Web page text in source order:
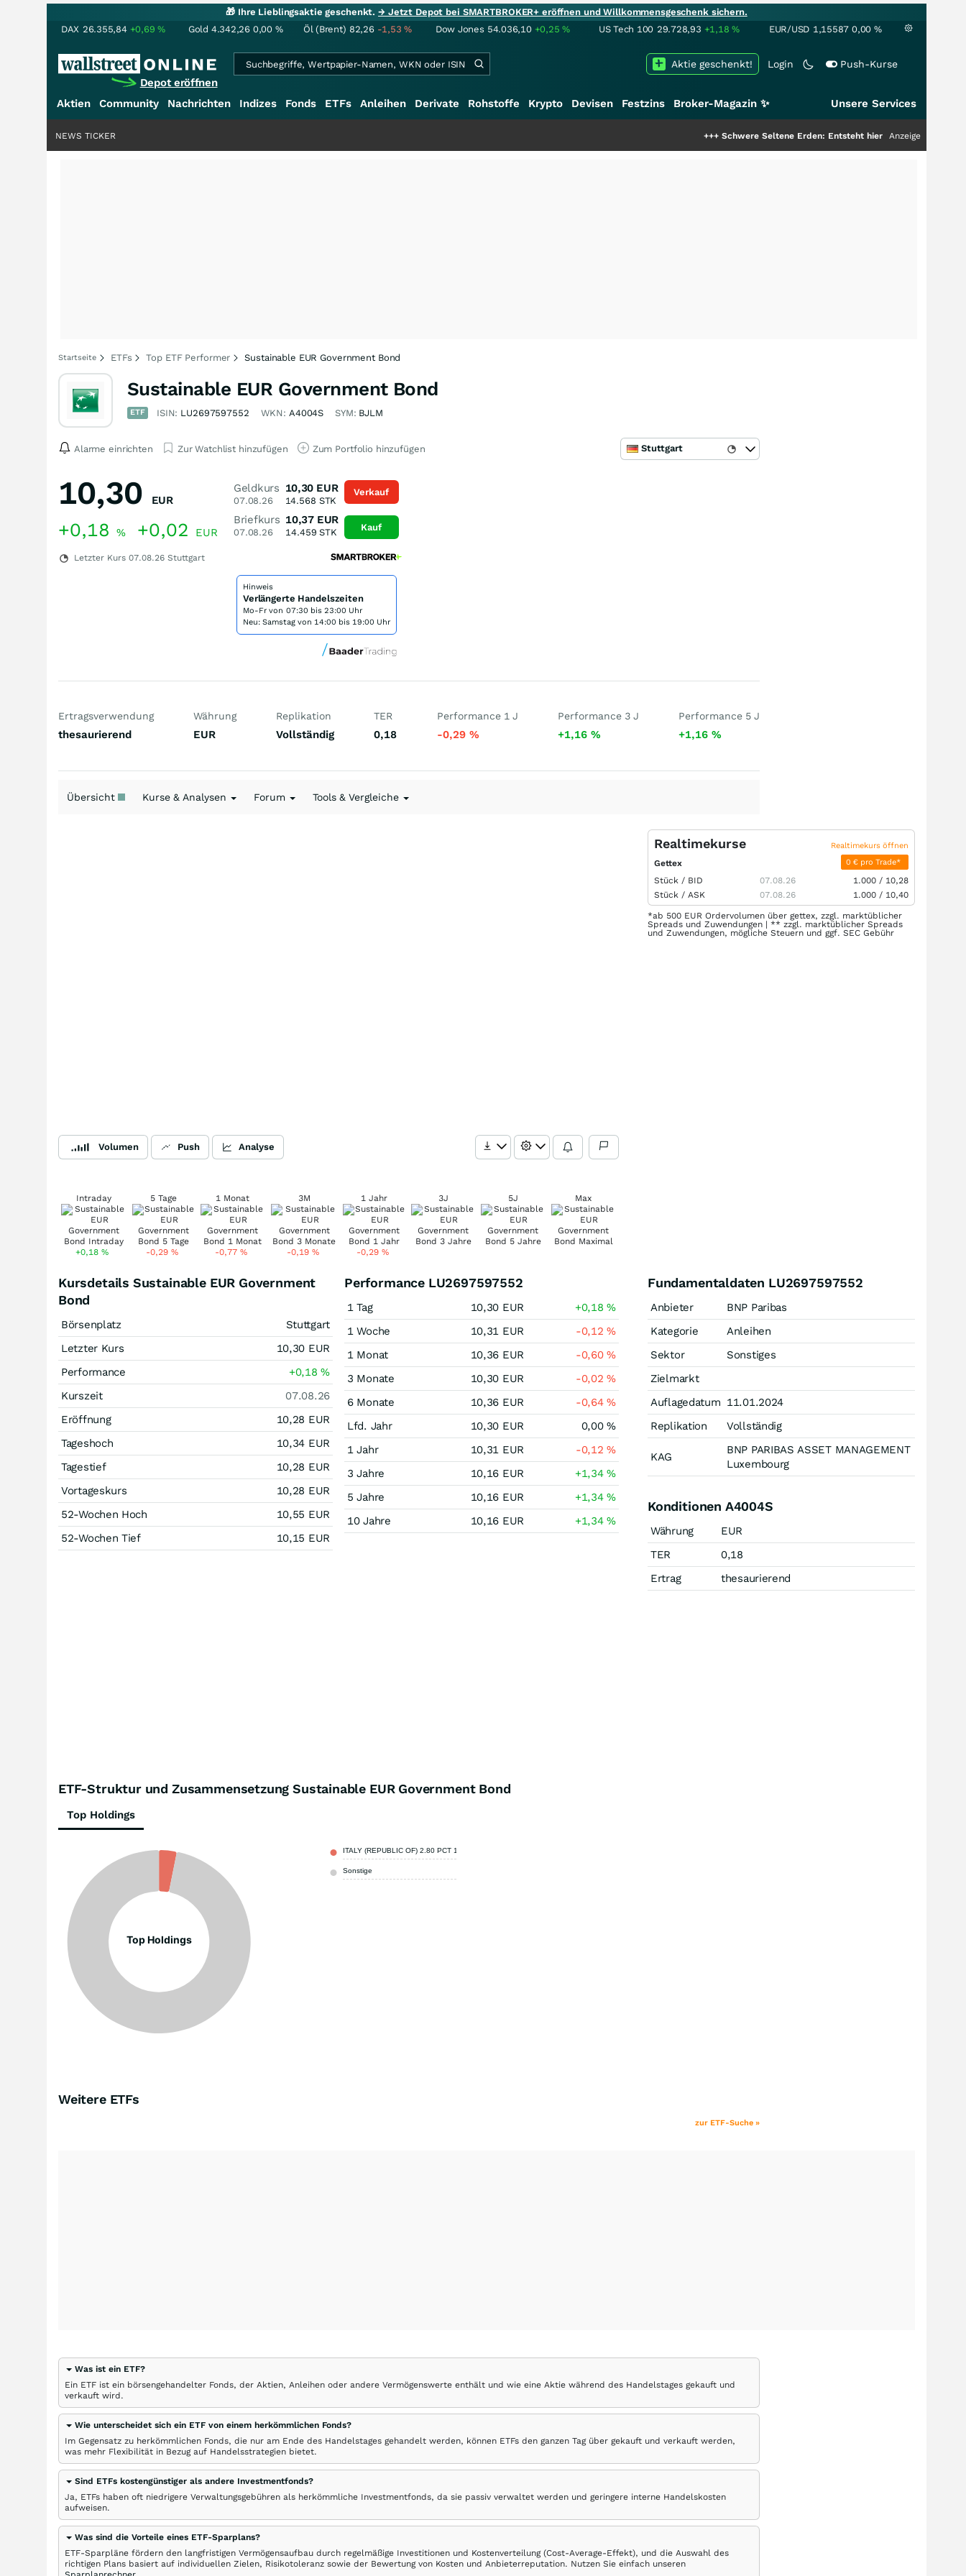
🎁 Ihre Lieblingsaktie geschenkt.→ Jetzt Depot bei SMARTBROKER+ eröffnen und Willkommensgeschenk sichern.
DAX 26.355,84 +0,69% Gold 4.342,26 0,00 % Öl (Brent) 82,26 -1,53% Dow Jones 54.036,10 +0,25% US Tech 100 29.728,93 +1,18% EUR/USD 1,15587 0,00 %
Depot eröffnen
Login Push-Kurse
Aktie geschenkt!
Aktien Community Nachrichten Indizes Fonds ETFs Anleihen Derivate Rohstoffe Krypto Devisen Festzins Broker-Magazin ✨ Unsere Services
Schwere Seltene Erden: Entsteht hier die nächste Milliardenstory?
Anzeige
NEWS TICKER
Startseite ETFs Top ETF Performer Sustainable EUR Government Bond
Sustainable EUR Government Bond
ETF ISIN: LU2697597552 WKN: A4004S SYM: BJLM
Alarme einrichten Zur Watchlist hinzufügen Zum Portfolio hinzufügen Stuttgart
10,30 EUR
+0,18 % +0,02 EUR
Letzter Kurs 07.08.26 Stuttgart
Geldkurs
07.08.26
10,30 EUR
14.568 STK
Briefkurs
07.08.26
10,37 EUR
14.459 STK
Verkauf
Kauf
Hinweis
Verlängerte Handelszeiten
Mo-Fr von 07:30 bis 23:00 Uhr
Neu: Samstag von 14:00 bis 19:00 Uhr
Ertragsverwendung
thesaurierend
Währung
EUR
Replikation
Vollständig
TER
0,18
Performance 1 J
-0,29 %
Performance 3 J
+1,16 %
Performance 5 J
+1,16 %
Übersicht Kurse & Analysen Forum Tools & Vergleiche
Volumen Push Analyse
Intraday
+0,18%
5 Tage
-0,29 %
1 Monat
-0,77%
3M
-0,19 %
1 Jahr
-0,29%
3J 5J Max
Realtimekurse Realtimekurs öffnen
Gettex 0 € pro Trade*
Stück / BID 07.08.26 1.000 / 10,28
Stück / ASK 07.08.26 1.000 / 10,40
*ab 500 EUR Ordervolumen über gettex, zzgl. marktüblicher
Spreads und Zuwendungen | ** zzgl. marktüblicher Spreads
und Zuwendungen, mögliche Steuern und ggf. SEC Gebühr
Kursdetails Sustainable EUR Government
Bond
Börsenplatz
Stuttgart
Letzter Kurs
10,30 EUR
Performance
+0,18%
Kurszeit
07.08.26
Eröffnung
10,28 EUR
Tageshoch
10,34 EUR
Tagestief
10,28 EUR
Vortageskurs
10,28 EUR
52-Wochen Hoch
10,55 EUR
52-Wochen Tief
10,15 EUR
Performance LU2697597552
1 Tag 10,30 EUR +0,18%
1 Woche
10,31 EUR -0,12%
1 Monat
10,36 EUR -0,60%
3 Monate
10,30 EUR -0,02%
6 Monate
10,36 EUR -0,64%
Lfd. Jahr
10,30 EUR 0,00%
1 Jahr
10,31 EUR -0,12%
3 Jahre
10,16 EUR +1,34%
5 Jahre
10,16 EUR +1,34%
10 Jahre
10,16 EUR +1,34%
ETF-Struktur und Zusammensetzung Sustainable EUR Government Bond
Top Holdings
Top Holdings
ITALY (REPUBLIC OF) 2.80 PCT 15-JUN-2029
Sonstige
Fundamentaldaten LU2697597552
Anbieter
BNP Paribas
Kategorie
Anleihen
Sektor
Sonstiges
Zielmarkt
Auflagedatum 11.01.2024
Replikation
Vollständig
KAG
BNP PARIBAS ASSET MANAGEMENT
Luxembourg
Konditionen A4004S
Währung
EUR
TER
0,18
Ertrag
thesaurierend
Weitere ETFs
zur ETF-Suche »
Was ist ein ETF?
Ein ETF ist ein börsengehandelter Fonds, der Aktien, Anleihen oder andere Vermögenswerte enthält und wie eine Aktie während des Handelstages gekauft und
verkauft wird.
Wie unterscheidet sich ein ETF von einem herkömmlichen Fonds?
Im Gegensatz zu herkömmlichen Fonds, die nur am Ende des Handelstages gehandelt werden, können ETFs den ganzen Tag über gekauft und verkauft werden,
was mehr Flexibilität in Bezug auf Handelsstrategien bietet.
Sind ETFs kostengünstiger als andere Investmentfonds?
Ja, ETFs haben oft niedrigere Verwaltungsgebühren als herkömmliche Investmentfonds, da sie passiv verwaltet werden und geringere interne Handelskosten
aufweisen.
Was sind die Vorteile eines ETF-Sparplans?
ETF-Sparpläne fördern den langfristigen Vermögensaufbau durch regelmäßige Investitionen und Kostenverteilung (Cost-Average-Effekt), und die Auswahl des
richtigen Plans basiert auf individuellen Zielen, Risikotoleranz sowie der Bewertung von Kosten und Anbieterreputation. Nutzen Sie einfach unseren